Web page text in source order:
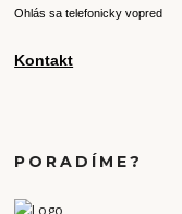
Ohlás sa telefonicky vopred
Kontakt
PORADÍME?